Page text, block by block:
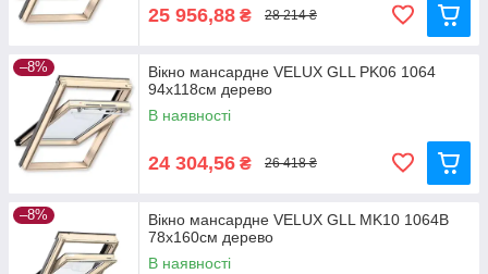
25 956,88 ₴ 28 214 ₴
–8%
Вікно мансардне VELUX GLL PK06 1064
94x118см дерево
В наявності
24 304,56 ₴ 26 418 ₴
–8%
Вікно мансардне VELUX GLL MK10 1064B
78x160см дерево
В наявності